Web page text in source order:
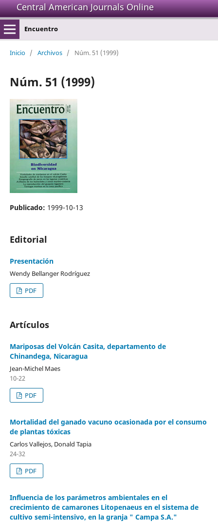
Central American Journals Online
Encuentro
Inicio / Archivos / Núm. 51 (1999)
Núm. 51 (1999)
Publicado: 1999-10-13
Editorial
Presentación
Wendy Bellanger Rodríguez
PDF
Artículos
Mariposas del Volcán Casita, departamento de
Chinandega, Nicaragua
Jean-Michel Maes
10-22
PDF
Mortalidad del ganado vacuno ocasionada por el consumo
de plantas tóxicas
Carlos Vallejos, Donald Tapia
24-32
PDF
Influencia de los parámetros ambientales en el
crecimiento de camarones Litopenaeus en el sistema de
cultivo semi-intensivo, en la granja " Campa S.A."